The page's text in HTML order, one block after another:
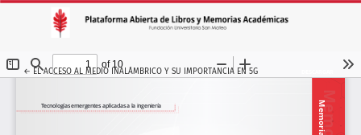
← VOLVER A LOS DETALLES DEL ARTÍCULO
EL ACCESO AL MEDIO INALÁMBRICO Y SU IMPORTANCIA EN 5G